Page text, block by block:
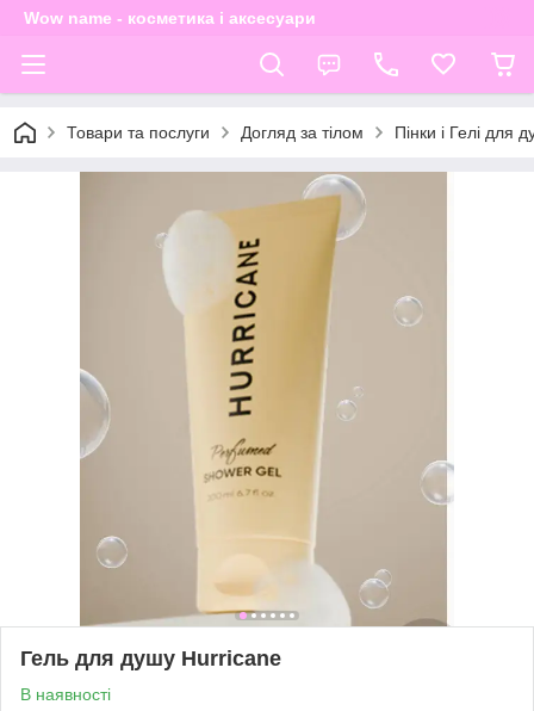
Wow name - косметика і аксесуари
Товари та послуги Догляд за тілом Пінки і Гелі для
Гель для душу Hurricane
В наявності